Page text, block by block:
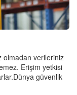
olmadan verileriniz
Erişim yetkisi
güvenlik